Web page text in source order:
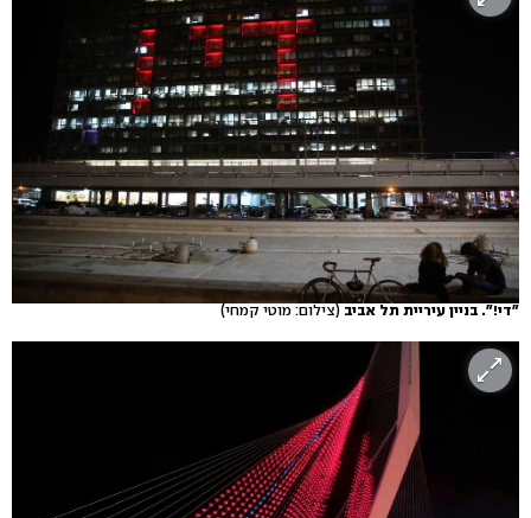
"די!". בניין עיריית תל אביב (צילום: מוטי קמחי)